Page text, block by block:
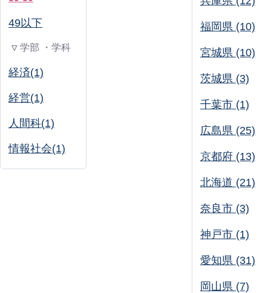
49以下
▽ 学部 ・学科
経済(1)
経営(1)
人間科(1)
情報社会(1)
福岡県 (10)
宮城県 (10)
茨城県 (3)
千葉市 (1)
広島県 (25)
京都府 (13)
北海道 (21)
奈良市 (3)
神戸市 (1)
愛知県 (31)
岡山県 (7)